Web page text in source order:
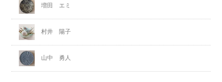
増田 エミ
村井 陽子
山中 勇人